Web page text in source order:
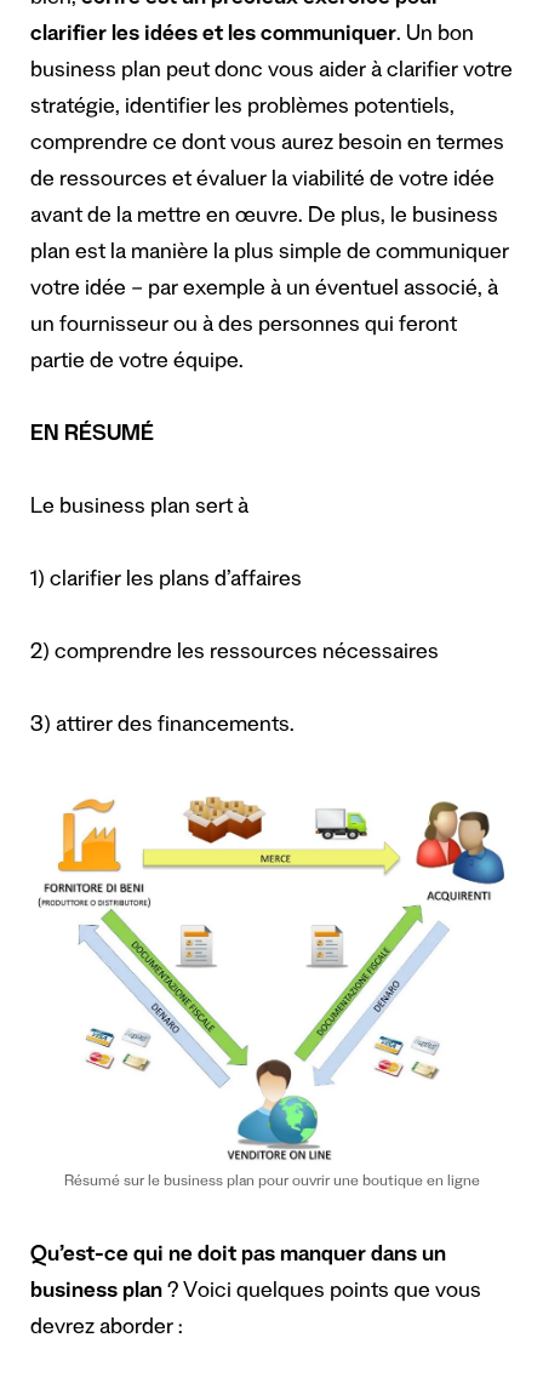
clarifier les idées et les communiquer. Un bon
business plan peut donc vous aider à clarifier votre
stratégie, identifier les problèmes potentiels,
comprendre ce dont vous aurez besoin en termes
de ressources et évaluer la viabilité de votre idée
avant de la mettre en œuvre. De plus, le business
plan est la manière la plus simple de communiquer
votre idée – par exemple à un éventuel associé, à
un fournisseur ou à des personnes qui feront
partie de votre équipe.
EN RÉSUMÉ
Le business plan sert à
1) clarifier les plans d’affaires
2) comprendre les ressources nécessaires
3) attirer des financements.
Résumé sur le business plan pour ouvrir une boutique en ligne
Qu’est-ce qui ne doit pas manquer dans un
business plan ? Voici quelques points que vous
devrez aborder :